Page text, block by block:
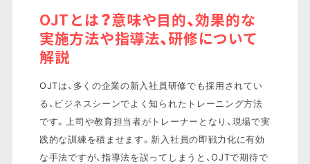
OJTとは？意味や目的、効果的な
実施方法や指導法、研修について
解説
OJTは、多くの企業の新入社員研修でも採用されてい
る、ビジネスシーンでよく知られたトレーニング方法
です。上司や教育担当者がトレーナーとなり、現場で実
践的な訓練を積ませます。新入社員の即戦力化に有効
な手法ですが、指導法を誤ってしまうと、OJTで期待で